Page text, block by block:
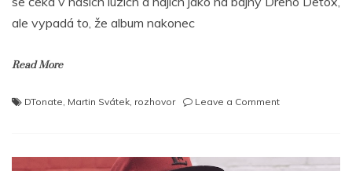
ale vypadá to, že album nakonec
Read More
DTonate, Martin Svátek, rozhovor Leave a Commenton
Svátek